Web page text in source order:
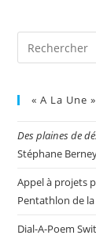
« A La Une »
Des plaines de
Stéphane
Appel à projets
Pentathlon de
Dial-A-Poem